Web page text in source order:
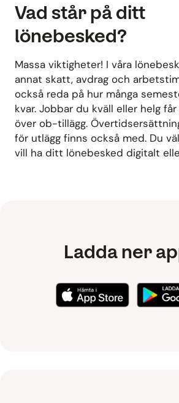
Vad står på ditt
lönebesked?
Massa viktigheter! I våra
annat skatt, avdrag och
också reda på hur många
kvar. Jobbar du kväll eller helg
över ob-tillägg.
för utlägg finns också med. Du
vill ha ditt lönebesked digitalt
Ladda ner